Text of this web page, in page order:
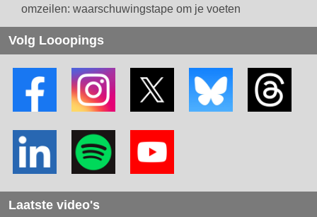
omzeilen: waarschuwingstape om je voeten
Volg Looopings
Laatste video's